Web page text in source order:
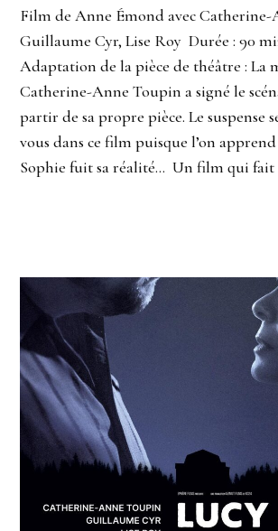
Film de Anne Émond avec
Guillaume Cyr, Lise Roy Durée : 90
Adaptation de la pièce de théâtre : La
Catherine-Anne Toupin a signé le
partir de sa propre pièce. Le suspense
vous dans ce film puisque l’on
Sophie fuit sa réalité… Un film qui